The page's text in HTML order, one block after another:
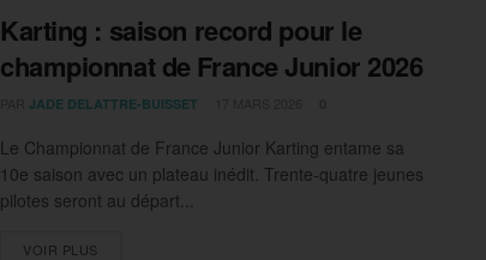
Karting : saison record pour le
championnat de France Junior 2026
JADE DELATTRE-BUISSET
Le Championnat de France Junior Karting entame sa
10e saison avec un plateau inédit. Trente-quatre jeunes
pilotes seront au départ...
VOIR PLUS